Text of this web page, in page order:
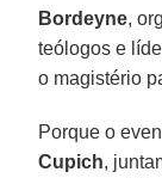
Bordeyne,
teólogos e
o magistério
Porque o
Cupich,